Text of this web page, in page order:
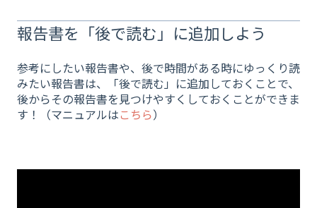
報告書を「後で読む」に追加しよう
参考にしたい報告書や、後で時間がある時にゆっくり読
みたい報告書は、「後で読む」に追加しておくことで、
後からその報告書を見つけやすくしておくことができま
す！（マニュアルはこちら）